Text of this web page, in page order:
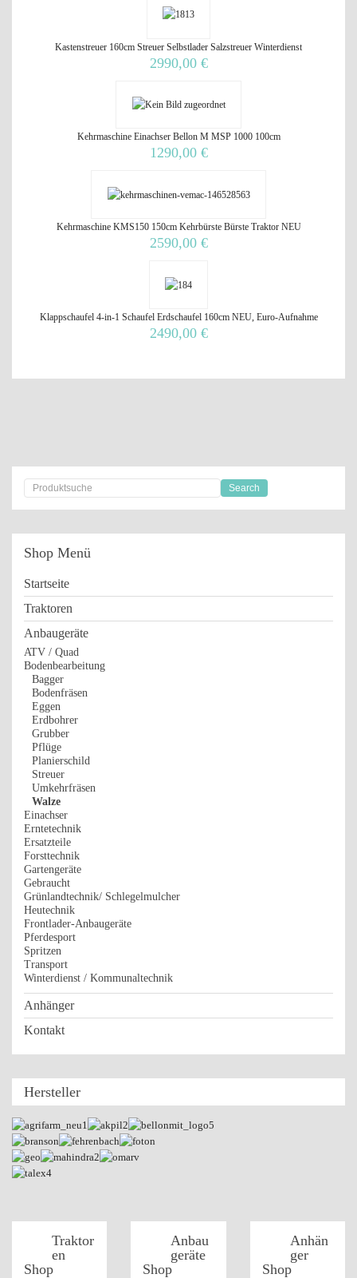
Kastenstreuer 160cm Streuer Selbstlader Salzstreuer Winterdienst
2990,00 €
Kehrmaschine Einachser Bellon M MSP 1000 100cm
1290,00 €
Kehrmaschine KMS150 150cm Kehrbürste Bürste Traktor NEU
2590,00 €
Klappschaufel 4-in-1 Schaufel Erdschaufel 160cm NEU, Euro-Aufnahme
2490,00 €
Shop Menü
Startseite
Traktoren
Anbaugeräte
ATV / Quad
Bodenbearbeitung
Bagger
Bodenfräsen
Eggen
Erdbohrer
Grubber
Pflüge
Planierschild
Streuer
Umkehrfräsen
Walze
Einachser
Erntetechnik
Ersatzteile
Forsttechnik
Gartengeräte
Gebraucht
Grünlandtechnik/ Schlegelmulcher
Heutechnik
Frontlader-Anbaugeräte
Pferdesport
Spritzen
Transport
Winterdienst / Kommunaltechnik
Anhänger
Kontakt
Hersteller
Traktor
en
Shop
Anbau
geräte
Shop
Anhän
ger
Shop